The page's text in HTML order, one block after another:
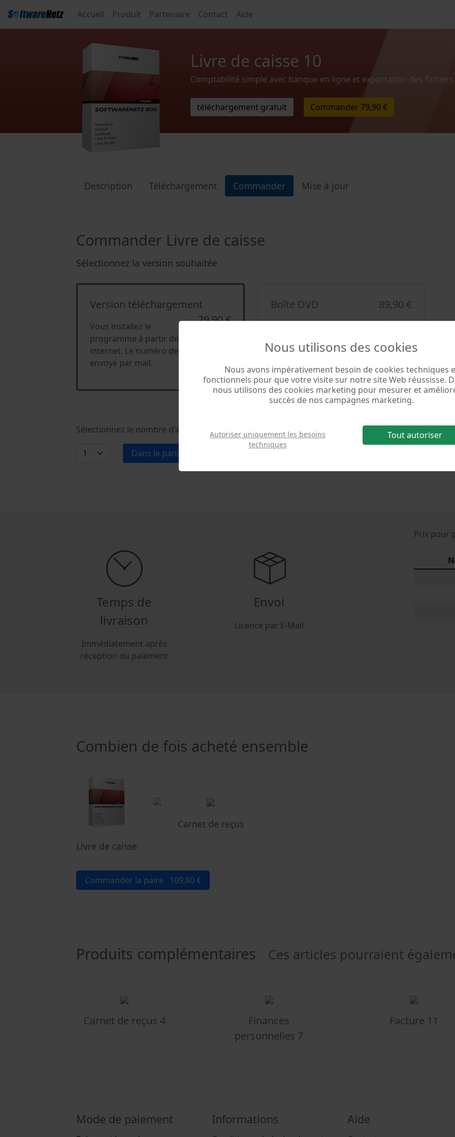
Accueil Produit Partenaire Contact Aide
Nous utilisons des cookies
Nous avons impérativement besoin de cookies techniques
fonctionnels pour que votre visite sur notre site Web réussisse.
nous utilisons des cookies marketing pour mesurer et
succès de nos campagnes marketing.
Autoriser uniquement les besoins
techniques
Tout autoriser
Livre de caisse 10
Comptabilité simple avec banque en ligne et exportation des fichiers
téléchargement gratuit Commander 79,90 €
Description Téléchargement Commander Mise à jour
Commander Livre de caisse
Sélectionnez la version souhaitée
Version téléchargement
79,90 €
Vous installez le
programme à partir de notre page
internet. Le numéro de licence sera
envoyé par mail.
Boîte DVD 89,90 €
gratuite.
Sélectionnez le nombre d'articles désirés
Temps de
livraison
Immédiatement après
réception du paiement
Envoi
Licence par E-Mail
Prix pour
Combien de fois acheté ensemble
Livre de caisse
Carnet de reçus
Produits complémentaires Ces articles pourraient
Carnet de reçus 4
Finances
personnelles 7
Facture 11
Mode de paiement Informations Aide